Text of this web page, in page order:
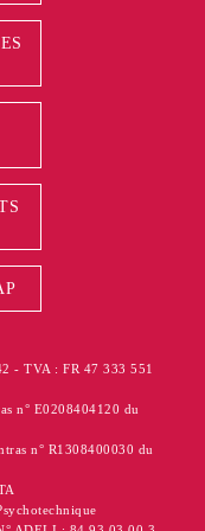
- TVA : FR 47 333 551
n° E0208404120 du
n° R1308400030 du